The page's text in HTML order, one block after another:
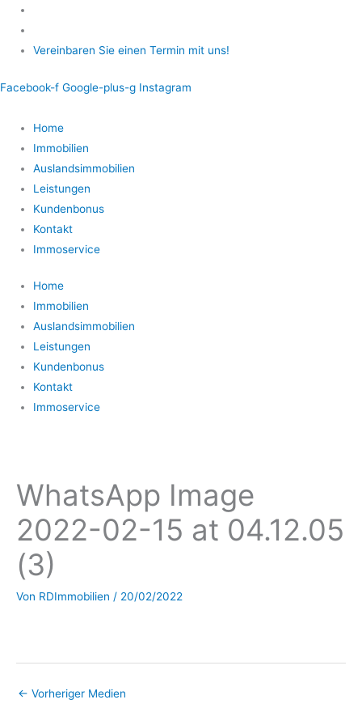
Zum
Inhalt
springenVereinbaren Sie einen Termin mit uns!
Facebook-f Google-plus-g Instagram
Home
Immobilien
Auslandsimmobilien
Leistungen
Kundenbonus
Kontakt
Immoservice
Home
Immobilien
Auslandsimmobilien
Leistungen
Kundenbonus
Kontakt
Immoservice
WhatsApp Image
2022-02-15 at 04.12.05
(3)
Von RDImmobilien / 20/02/2022
← Vorheriger Medien